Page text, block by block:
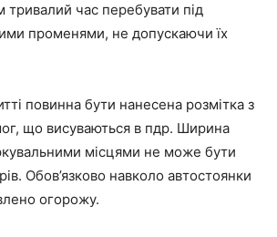
тривалий час перебувати під
променями, не допускаючи їх
повинна бути нанесена розмітка з
що висуваються в пдр. Ширина
місцями не може бути
Обов’язково навколо автостоянки
огорожу.